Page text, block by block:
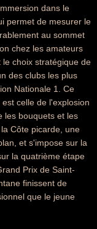
dans le
permet de mesurer le
au sommet
chez les amateurs
choix stratégique de
des clubs les plus
Nationale 1. Ce
celle de l'explosion
les bouquets et les
Côte picarde, une
et s'impose sur la
la quatrième étape
Prix de Saint-
finissent de
que le jeune